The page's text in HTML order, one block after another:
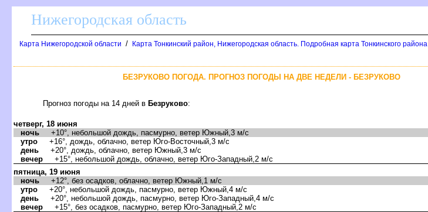
Нижегородская область
Карта Нижегородской области / Карта Тонкинский район, Нижегородская область. Подробная карта Тонкинского района
БЕЗРУКОВО ПОГОДА. ПРОГНОЗ ПОГОДЫ НА ДВЕ НЕДЕЛИ - БЕЗРУКОВО
Прогноз погоды на 14 дней Безруково:
четверг, 18 июня
ночь +10°, небольшой дождь, пасмурно, ветер Южный,3 м/с
утро +16°, дождь, облачно, ветер Юго-Восточный,3 м/с
день +20°, дождь, облачно, ветер Южный,3 м/с
ечер +15°, небольшой дождь, облачно, ветер Юго-Западный,2 м/с
пятница, 19 июня
ночь +12°, без осадков, облачно, ветер Южный,1 м/с
утро +20°, небольшой дождь, пасмурно, ветер Южный,4 м/с
день +20°, небольшой дождь, пасмурно, ветер Юго-Западный,4 м/с
ечер +15°, без осадков, пасмурно, ветер Юго-Западный,2 м/с